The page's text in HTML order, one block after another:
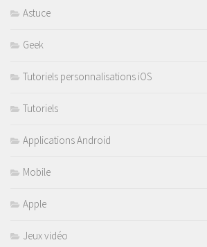
Astuce
Geek
Tutoriels personnalisations iOS
Tutoriels
Applications Android
Mobile
Apple
Jeux vidéo